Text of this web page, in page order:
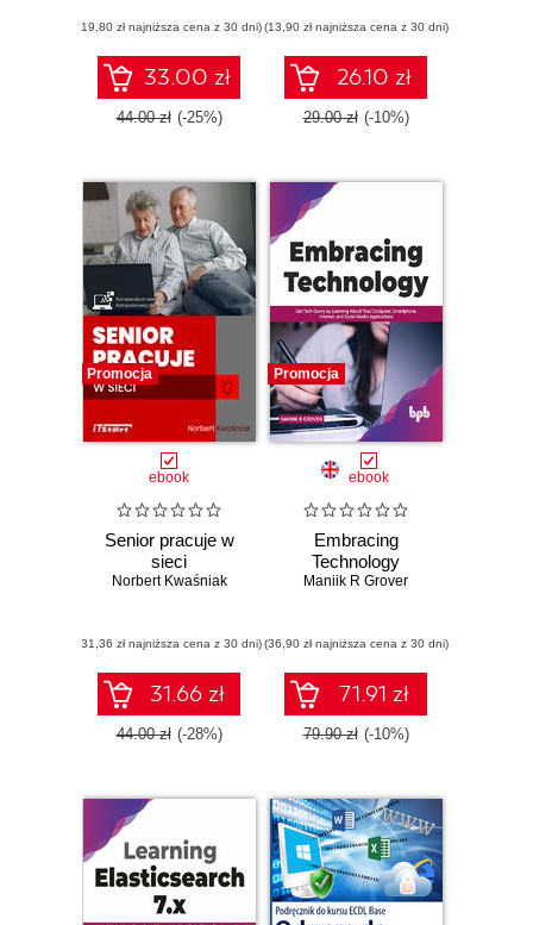
(19,80 zł najniższa cena z 30 dni)
33.00 zł
44.00 zł (-25%)
(13,90 zł najniższa cena z 30 dni)
26.10 zł
29.00 zł (-10%)
Promocja
ebook
Senior pracuje w
sieci
Norbert Kwaśniak
(31,36 zł najniższa cena z 30 dni)
31.66 zł
44.00 zł (-28%)
Promocja
ebook
Embracing
Technology
Maniik R Grover
(36,90 zł najniższa cena z 30 dni)
71.91 zł
79.90 zł (-10%)